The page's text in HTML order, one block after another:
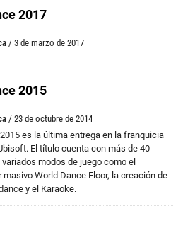
2017
/ 3 de marzo de 2017
2015
/ 23 de octubre de 2014
es la última entrega en la franquicia
El título cuenta con más de 40
modos de juego como el
masivo World Dance Floor, la creación de
y el Karaoke.